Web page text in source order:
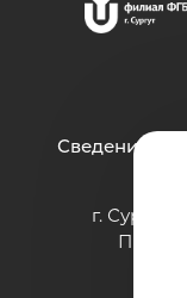
Сведения об
г. Сургут